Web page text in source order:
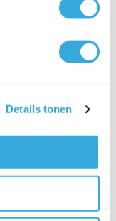
Details tonen